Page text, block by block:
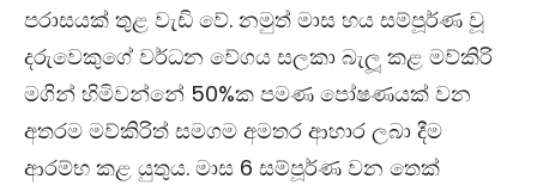
පරාසයක් තුළ වැඩි වේ. නමුත් මාස හය සම්පූර්ණ වූ
දරුවෙකුගේ වර්ධන වේගය සලකා බැලූ කළ මව්කිරි
මගින් හිමිවන්නේ 50%ක පමණ පෝෂණයක් වන
අතරම මව්කිරිත් සමගම අමතර ආහාර ලබා දීම
ආරම්භ කළ යුතුය. මාස 6 සම්පූර්ණ වන තෙක්